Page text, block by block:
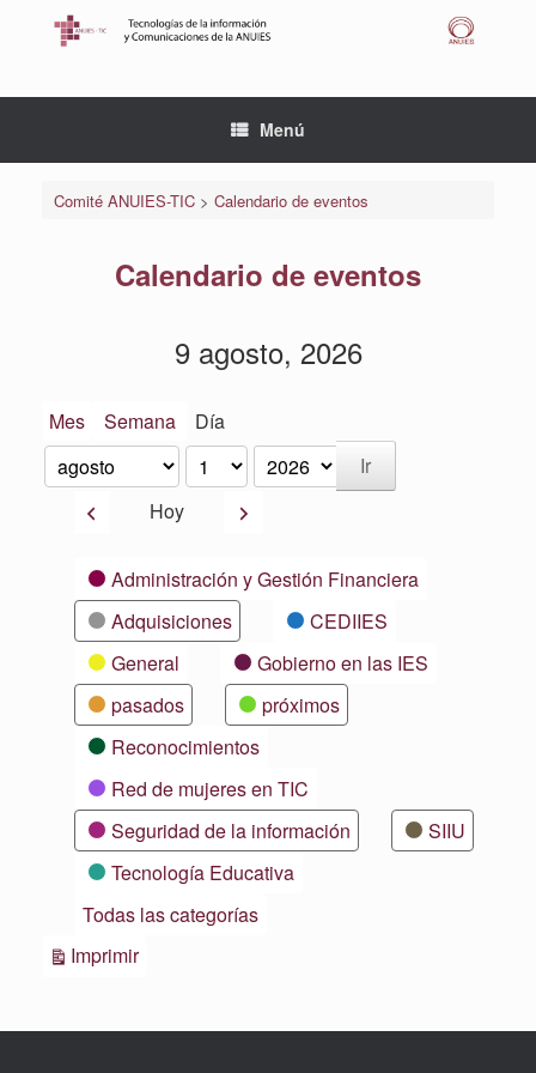
Menú
Comité ANUIES-TIC> Calendario de eventos
Calendario de eventos
9 agosto, 2026
Mes Semana Día
Mes
Día
Año
AnteriorHoy Siguiente
CategoríasAdministración y Gestión Financiera
Adquisiciones
CEDIIES
General
Gobierno en las IES
pasados
próximos
Reconocimientos
Red de mujeres en TIC
Seguridad de la información
SIIU
Tecnología Educativa
Todas las categorías
ImprimirVistas